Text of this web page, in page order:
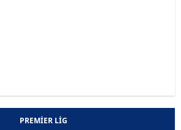
PREMIER LIG